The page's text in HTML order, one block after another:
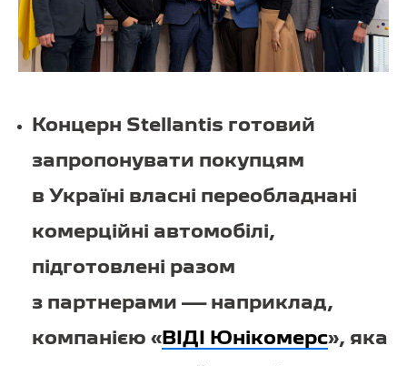
Концерн Stellantis готовий
запропонувати покупцям
в Україні власні переобладнані
комерційні автомобілі,
підготовлені разом
з партнерами — наприклад,
компанією « ВІДІ Юнікомерс», яка